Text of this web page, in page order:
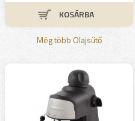
Még több Olajsütő